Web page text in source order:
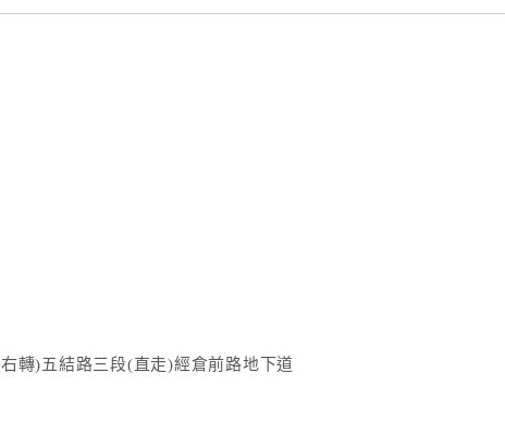
)五結路三段(直走)經倉前路地下道